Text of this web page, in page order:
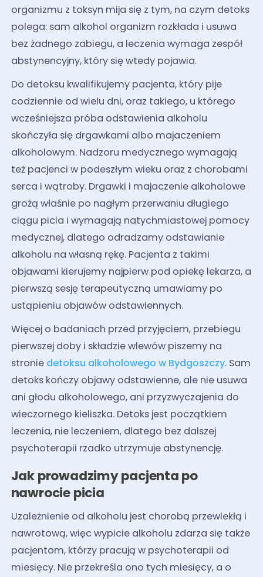
organizmu z toksyn mija się z tym, na czym detoks
polega: sam alkohol organizm rozkłada i usuwa
bez żadnego zabiegu, a leczenia wymaga zespół
abstynencyjny, który się wtedy pojawia.
Do detoksu kwalifikujemy pacjenta, który pije
codziennie od wielu dni, oraz takiego, u którego
wcześniejsza próba odstawienia alkoholu
skończyła się drgawkami albo majaczeniem
alkoholowym. Nadzoru medycznego wymagają
też pacjenci w podeszłym wieku oraz z chorobami
serca i wątroby. Drgawki i majaczenie alkoholowe
grożą właśnie po nagłym przerwaniu długiego
ciągu picia i wymagają natychmiastowej pomocy
medycznej, dlatego odradzamy odstawianie
alkoholu na własną rękę. Pacjenta z takimi
objawami kierujemy najpierw pod opiekę lekarza, a
pierwszą sesję terapeutyczną umawiamy po
ustąpieniu objawów odstawiennych.
Więcej o badaniach przed przyjęciem, przebiegu
pierwszej doby i składzie wlewów piszemy na
stronie detoksu alkoholowego w Bydgoszczy. Sam
detoks kończy objawy odstawienne, ale nie usuwa
ani głodu alkoholowego, ani przyzwyczajenia do
wieczornego kieliszka. Detoks jest początkiem
leczenia, nie leczeniem, dlatego bez dalszej
psychoterapii rzadko utrzymuje abstynencję.
Jak prowadzimy pacjenta po
nawrocie picia
Uzależnienie od alkoholu jest chorobą przewlekłą i
nawrotową, więc wypicie alkoholu zdarza się także
pacjentom, którzy pracują w psychoterapii od
miesięcy. Nie przekreśla ono tych miesięcy, a o